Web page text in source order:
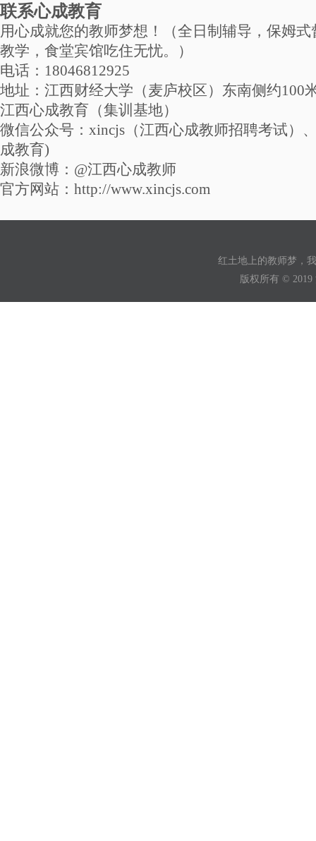
联系心成教育
用心成就您的教师梦想！（全日制辅导，保姆
教学，食堂宾馆吃住无忧。）
电话：18046812925
地址：江西财经大学（麦庐校区）东南侧约100
江西心成教育（集训基地）
微信公众号：xincjs（江西心成教师招聘考试）
成教育)
新浪微博：@江西心成教师
官方网站：http://www.xincjs.com
红土地上的教师梦，
版权所有 ©